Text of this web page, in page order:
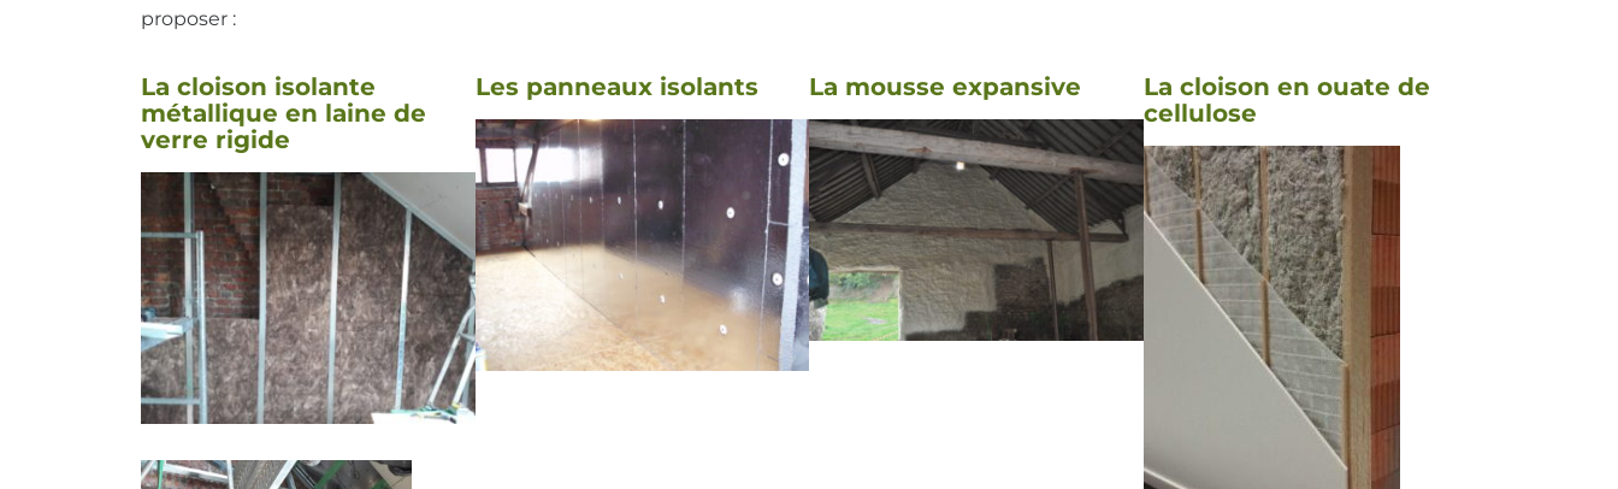
proposer :
La cloison isolante
métallique en laine de
verre rigide
Les panneaux isolants La mousse expansive
La cloison en ouate de
cellulose